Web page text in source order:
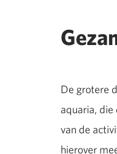
De grotere
aquaria, die
van de
hierover